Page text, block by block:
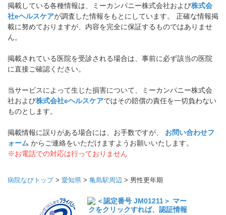
掲載している各種情報は、ミーカンパニー株式会社および株式会
社eヘルスケアが調査した情報をもとにしています。 正確な情報掲
載に努めておりますが、内容を完全に保証するものではありませ
ん。
掲載されている医院を受診される場合は、事前に必ず該当の医院
に直接ご確認ください。
当サービスによって生じた損害について、ミーカンパニー株式会
社および株式会社eヘルスケアではその賠償の責任を一切負わない
ものとします。
掲載情報に誤りがある場合には、お手数ですが、 お問い合わせフ
ォーム からご連絡をいただけますようお願いいたします。
※お電話での対応は行っておりません
病院なびトップ> 愛知県 > 亀島駅周辺 > 男性更年期